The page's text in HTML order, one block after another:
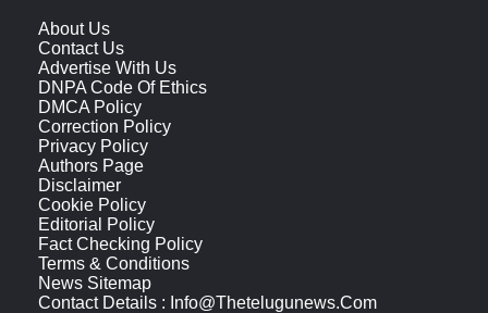
About Us
Contact Us
Advertise With Us
DNPA Code Of Ethics
DMCA Policy
Correction Policy
Privacy Policy
Authors Page
Disclaimer
Cookie Policy
Editorial Policy
Fact Checking Policy
Terms & Conditions
News Sitemap
Contact Details : Info@thetelugunews.com